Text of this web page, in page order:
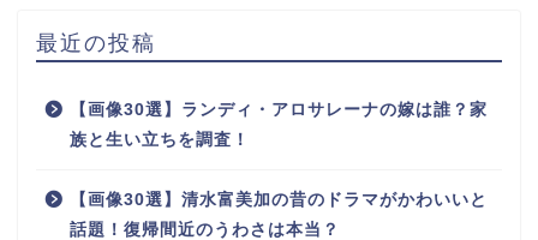
最近の投稿
【画像30選】ランディ・アロサレーナの嫁は誰？家
族と生い立ちを調査！
【画像30選】清水富美加の昔のドラマがかわいいと
話題！復帰間近のうわさは本当？